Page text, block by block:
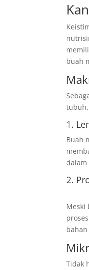
buah
tubuh.
1.
Buah
2.
Meski
Tidak